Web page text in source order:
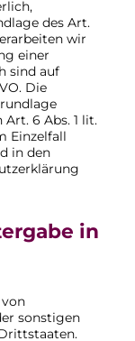
des Art.
wir
einer
sind auf
Die
6 Abs. 1 lit.
Einzelfall
in den
in
sonstigen